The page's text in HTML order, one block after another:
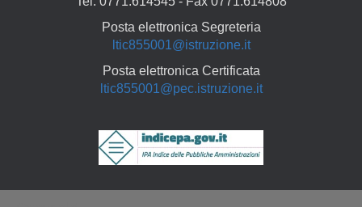
Posta elettronica Segreteria
ltic855001@istruzione.it
Posta elettronica Certificata
ltic855001@pec.istruzione.it